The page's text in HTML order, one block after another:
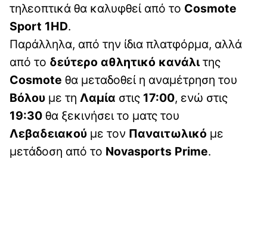
τηλεοπτικά θα καλυφθεί από το Cosmote
Sport 1HD.
Παράλληλα, από την ίδια πλατφόρμα, αλλά
από το δεύτερο αθλητικό κανάλιτης
Cosmote θα μεταδοθεί η αναμέτρηση του
Βόλου με τη Λαμία στις 17:00, ενώ στις
19:30 θα ξεκινήσει το ματς του
Λεβαδειακού με τον Παναιτωλικό με
μετάδοση από το Novasports Prime.